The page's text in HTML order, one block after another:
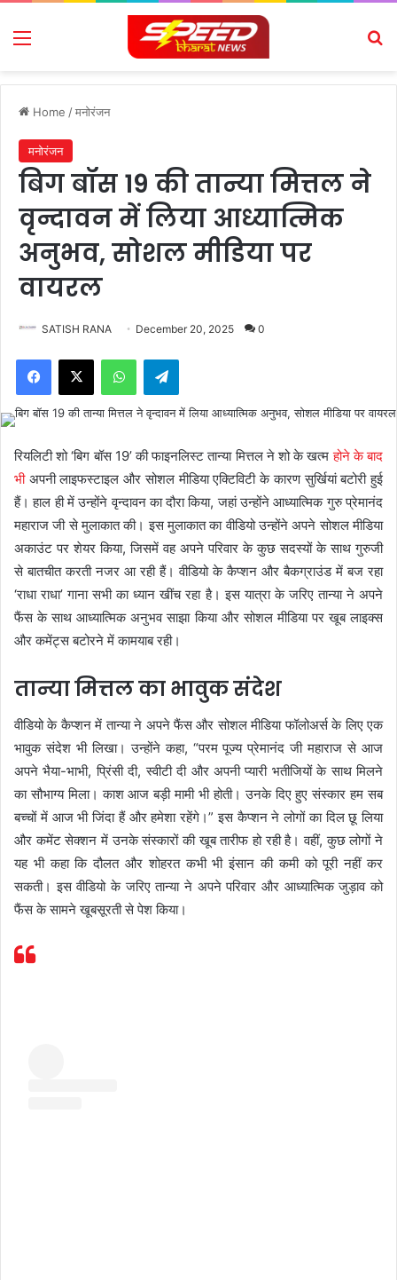
Menu
Home /मनोरंजन
मनोरंजन
बिग बॉस 19 की तान्या मित्तल ने
वृन्दावन में लिया आध्यात्मिक
अनुभव, सोशल मीडिया पर
वायरल
SATISH RANA December 20, 2025 0
Facebook
X WhatsAppTelegram
रियलिटी शो ‘बिग बॉस 19’ की फाइनलिस्ट तान्या मित्तल ने शो के खत्महोने के बाद
भीअपनी लाइफस्टाइल और सोशल मीडिया एक्टिविटी के कारण सुर्खियां बटोरी हुई
हैं। हाल ही में उन्होंने वृन्दावन का दौरा किया, जहां उन्होंने आध्यात्मिक गुरु प्रेमानंद
महाराज जी से मुलाकात की। इस मुलाकात का वीडियो उन्होंने अपने सोशल मीडिया
अकाउंट पर शेयर किया, जिसमें वह अपने परिवार के कुछ सदस्यों के साथ गुरुजी
से बातचीत करती नजर आ रही हैं। वीडियो के कैप्शन और बैकग्राउंड में बज रहा
‘राधा राधा’ गाना सभी का ध्यान खींच रहा है। इस यात्रा के जरिए तान्या ने अपने
फैंस के साथ आध्यात्मिक अनुभव साझा किया और सोशल मीडिया पर खूब लाइक्स
और कमेंट्स बटोरने में कामयाब रही।
तान्या मित्तल का भावुक संदेश
वीडियो के कैप्शन में तान्या ने अपने फैंस और सोशल मीडिया फॉलोअर्स के लिए एक
भावुक संदेश भी लिखा। उन्होंने कहा, “परम पूज्य प्रेमानंद जी महाराज से आज
अपने भैया-भाभी, प्रिंसी दी, स्वीटी दी और अपनी प्यारी भतीजियों के साथ मिलने
का सौभाग्य मिला। काश आज बड़ी मामी भी होती। उनके दिए हुए संस्कार हम सब
बच्चों में आज भी जिंदा हैं और हमेशा रहेंगे।” इस कैप्शन ने लोगों का दिल छू लिया
और कमेंट सेक्शन में उनके संस्कारों की खूब तारीफ हो रही है। वहीं, कुछ लोगों ने
यह भी कहा कि दौलत और शोहरत कभी भी इंसान की कमी को पूरी नहीं कर
सकती। इस वीडियो के जरिए तान्या ने अपने परिवार और आध्यात्मिक जुड़ाव को
फैंस के सामने खूबसूरती से पेश किया।